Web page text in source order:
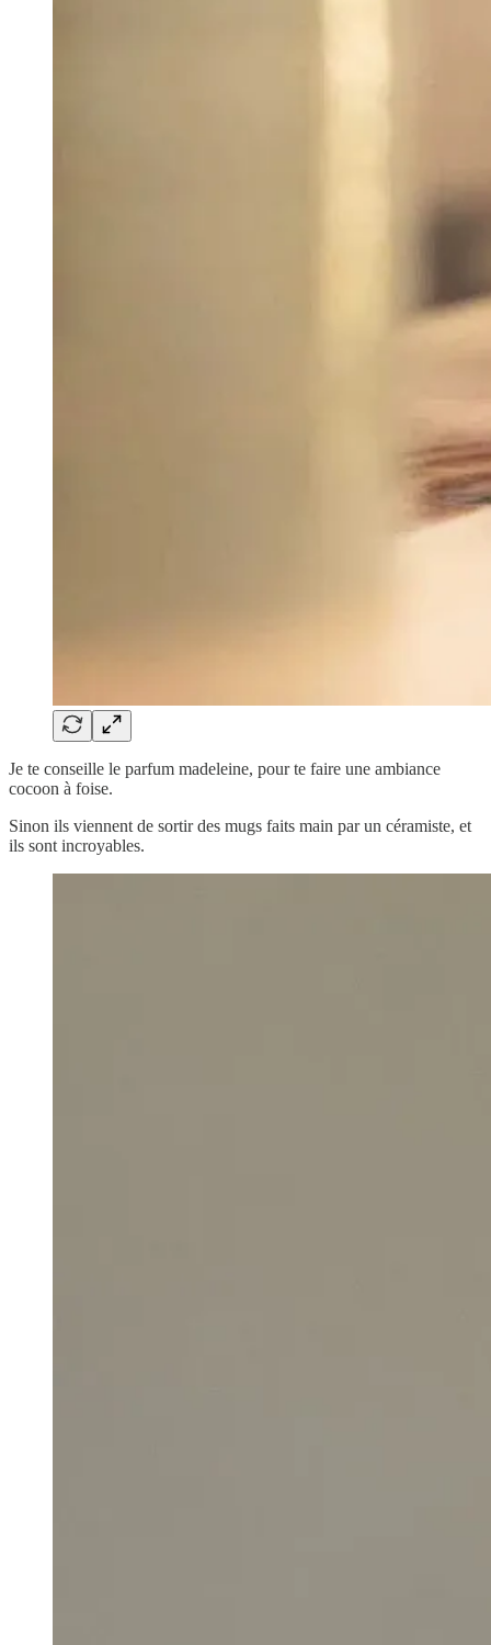
Je te conseille le parfum madeleine, pour te faire une ambiance
cocoon à foise.
Sinon ils viennent de sortir des mugs faits main par un céramiste, et
ils sont incroyables.